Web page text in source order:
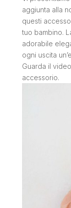
aggiunta alla
questi
tuo bambino.
adorabile
ogni uscita
Guarda il
accessorio.